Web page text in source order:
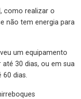
como realizar o
não tem energia para
um equipamento
30 dias, ou em sua
60 dias.